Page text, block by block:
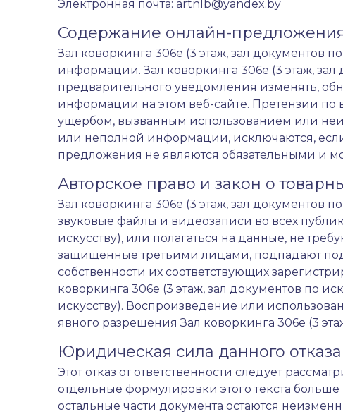
Электронная почта: artnlb@yandex.by
Содержание онлайн-
Зал коворкинга 306е (3 этаж, зал документов
информации. Зал коворкинга 306е (3 этаж, зал
предварительного уведомления изменять,
информации на этом веб-сайте. Претензии
ущербом, вызванным использованием или
или неполной информации, исключаются,
предложения не являются обязательными и
Авторское право и закон о
Зал коворкинга 306е (3 этаж, зал документов
звуковые файлы и видеозаписи во всех
искусству), или полагаться на данные, не
защищенные третьими лицами, подпадают
собственности их соответствующих
коворкинга 306е (3 этаж, зал документов по
искусству). Воспроизведение или
явного разрешения Зал коворкинга 306е (3
Юридическая сила данного отказа
Этот отказ от ответственности следует
отдельные формулировки этого текста
остальные части документа остаются